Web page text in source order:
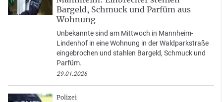
Bargeld, Schmuck und Parfüm aus
Wohnung
Unbekannte sind am Mittwoch in Mannheim-
Lindenhof in eine Wohnung in der Waldparkstraße
eingebrochen und stahlen Bargeld, Schmuck und
Parfüm.
29.01.2026
Polizei